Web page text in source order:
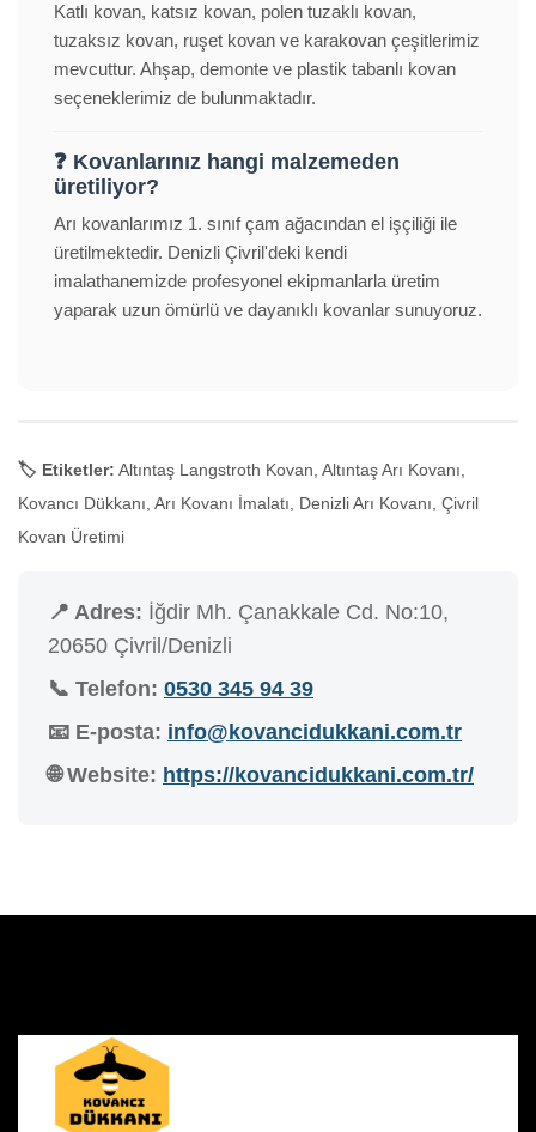
Katlı kovan, katsız kovan, polen tuzaklı kovan,
tuzaksız kovan, ruşet kovan ve karakovan çeşitlerimiz
mevcuttur. Ahşap, demonte ve plastik tabanlı kovan
seçeneklerimiz de bulunmaktadır.
❓ Kovanlarınız hangi malzemeden
üretiliyor?
Arı kovanlarımız 1. sınıf çam ağacından el işçiliği ile
üretilmektedir. Denizli Çivril'deki kendi
imalathanemizde profesyonel ekipmanlarla üretim
yaparak uzun ömürlü ve dayanıklı kovanlar sunuyoruz.
🏷️ Etiketler: Altıntaş Langstroth Kovan, Altıntaş Arı Kovanı,
Kovancı Dükkanı, Arı Kovanı İmalatı, Denizli Arı Kovanı, Çivril
Kovan Üretimi
📍 Adres: İğdir Mh. Çanakkale Cd. No:10,
20650 Çivril/Denizli
📞 Telefon: 0530 345 94 39
📧 E-posta: info@kovancidukkani.com.tr
🌐 Website: https://kovancidukkani.com.tr/